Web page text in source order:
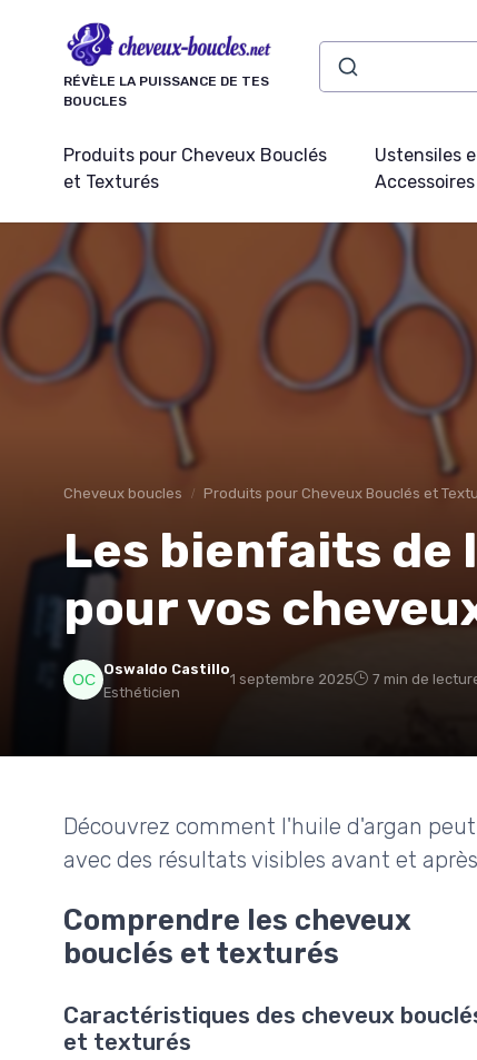
RÉVÈLE LA PUISSANCE DE TES
BOUCLES
Produits pour Cheveux Bouclés
et Texturés
Ustensiles
Accessoires
Cheveux boucles Produits pour Cheveux Bouclés et
Les bienfaits de
pour vos
Oswaldo Castillo
Esthéticien
1 septembre 2025 7 min de
Découvrez comment l'huile d'argan
avec des résultats visibles avant et
Comprendre les cheveux
bouclés et texturés
Caractéristiques des cheveux
et texturés